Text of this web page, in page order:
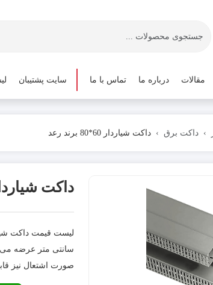
مقالات درباره ما تماس با ما سایت پشتیبان
داکت برق داکت شیاردار 60*80 برند رعد
داکت شیاردار 60*80 برند
صورت اشتعال نیز